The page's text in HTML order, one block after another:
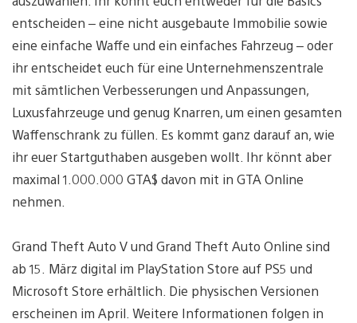
entscheiden – eine nicht ausgebaute Immobilie sowie
eine einfache Waffe und ein einfaches Fahrzeug – oder
ihr entscheidet euch für eine Unternehmenszentrale
mit sämtlichen Verbesserungen und Anpassungen,
Luxusfahrzeuge und genug Knarren, um einen gesamten
Waffenschrank zu füllen. Es kommt ganz darauf an, wie
ihr euer Startguthaben ausgeben wollt. Ihr könnt aber
maximal 1.000.000 GTA$ davon mit in GTA Online
nehmen.
Grand Theft Auto V und Grand Theft Auto Online sind
ab 15. März digital im PlayStation Store auf PS5 und
Microsoft Store erhältlich. Die physischen Versionen
erscheinen im April. Weitere Informationen folgen in